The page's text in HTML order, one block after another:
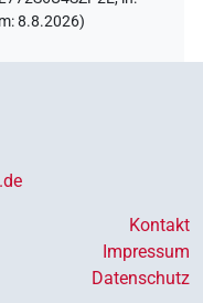
:8.8.2026)
Kontakt
Impressum
Datenschutz